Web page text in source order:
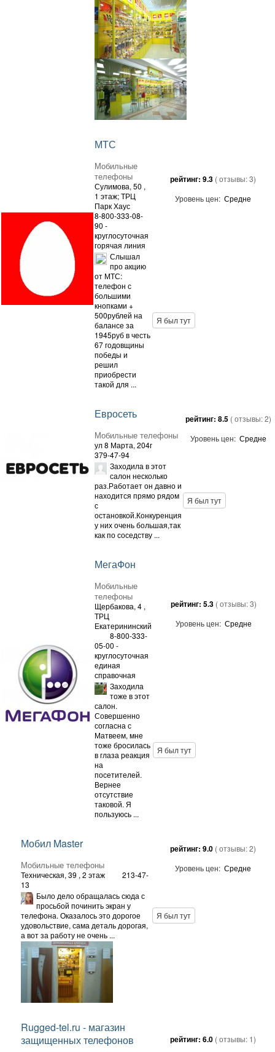
МТС
Мобильные
телефоны
Сулимова, 50 ,
1 этаж; ТРЦ
Парк Хаус
8-800-333-08-
90 -
круглосуточная
горячая линия
рейтинг: 9.3 ( отзывы:3)
Уровень цен: Средне
Слышал
про акцию
от МТС:
телефон с
большими
кнопками +
500рублей на
балансе за
1945руб в честь
67 годовщины
победы и
решил
приобрести
такой для ...
Я был тут
Евросеть
Мобильные телефоны
ул 8 Марта, 204г
379-47-94
рейтинг: 8.5 ( отзывы:2)
Уровень цен: Средне
Заходила в этот
салон несколько
раз.Работает он давно и
находится прямо рядом
с
остановкой.Конкуренция
у них очень большая,так
как по соседству ...
Я был тут
МегаФон
Мобильные
телефоны
Щербакова, 4 ,
ТРЦ
Екатерининский
8-800-333-
05-00 -
круглосуточная
единая
справочная
рейтинг: 5.3 ( отзывы:3)
Уровень цен: Средне
Заходила
тоже в этот
салон.
Совершенно
согласна с
Матвеем, мне
тоже бросилась
в глаза реакция
на
посетителей.
Вернее
отсутствие
таковой. Я
пользуюсь ...
Я был тут
Мобил Master
Мобильные телефоны
Техническая, 39 , 2 этаж
213-47-
13
рейтинг: 9.0 ( отзывы:2)
Уровень цен: Средне
Было дело обращалась сюда с
просьбой починить экран у
телефона. Оказалось это дорогое
удовольствие, сама деталь дорогая,
а вот за работу не очень ...
Я был тут
Rugged-tel.ru - магазин
защищенных телефонов
рейтинг: 6.0 ( отзывы: 1)